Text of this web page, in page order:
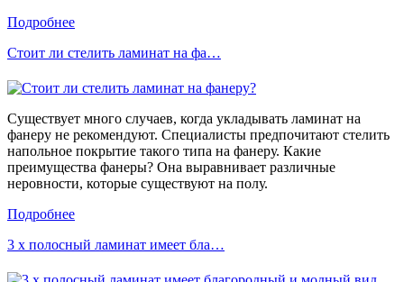
Подробнее
Стоит ли стелить ламинат на фа…
Существует много случаев, когда укладывать ламинат на
фанеру не рекомендуют. Специалисты предпочитают стелить
напольное покрытие такого типа на фанеру. Какие
преимущества фанеры? Она выравнивает различные
неровности, которые существуют на полу.
Подробнее
3 х полосный ламинат имеет бла…